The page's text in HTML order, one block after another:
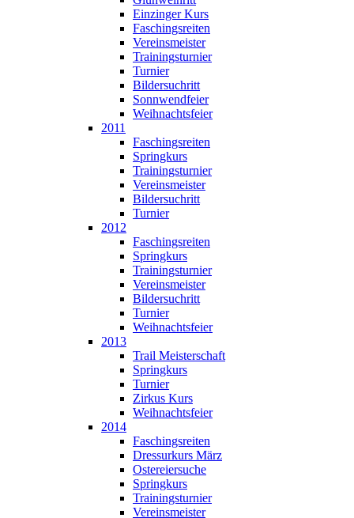
Einzinger Kurs
Faschingsreiten
Vereinsmeister
Trainingsturnier
Turnier
Bildersuchritt
Sonnwendfeier
Weihnachtsfeier
2011
Faschingsreiten
Springkurs
Trainingsturnier
Vereinsmeister
Bildersuchritt
Turnier
2012
Faschingsreiten
Springkurs
Trainingsturnier
Vereinsmeister
Bildersuchritt
Turnier
Weihnachtsfeier
2013
Trail Meisterschaft
Springkurs
Turnier
Zirkus Kurs
Weihnachtsfeier
2014
Faschingsreiten
Dressurkurs März
Ostereiersuche
Springkurs
Trainingsturnier
Vereinsmeister